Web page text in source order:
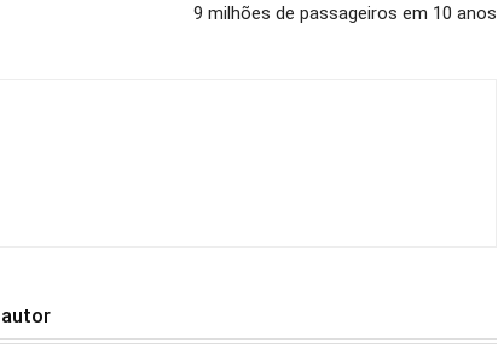
9 milhões de passageiros em 10 anos